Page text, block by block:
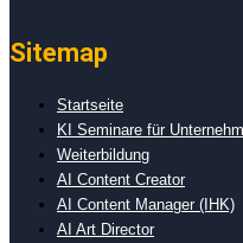
Sitemap
Startseite
KI Seminare für
Weiterbildung
AI Content Creator
AI Content Manager (IHK)
AI Art Director